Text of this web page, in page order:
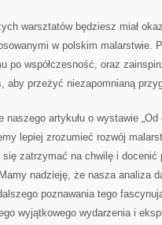
warsztatów będziesz ​miał⁣
⁢w polskim malarstwie.
po współczesność, oraz
aby ‍przeżyć niezapomnianą
naszego artykułu o wystawie‍
lepiej zrozumieć ⁣rozwój
się zatrzymać na chwilę i
nadzieję, że ‍nasza analiza
poznawania tego
wyjątkowego ⁢wydarzenia i